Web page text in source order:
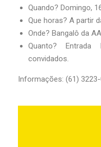
Quando? Domingo,
Que horas? A partir
Onde? Bangalô da
Quanto?
convidados.
Informações: (61) 3223-